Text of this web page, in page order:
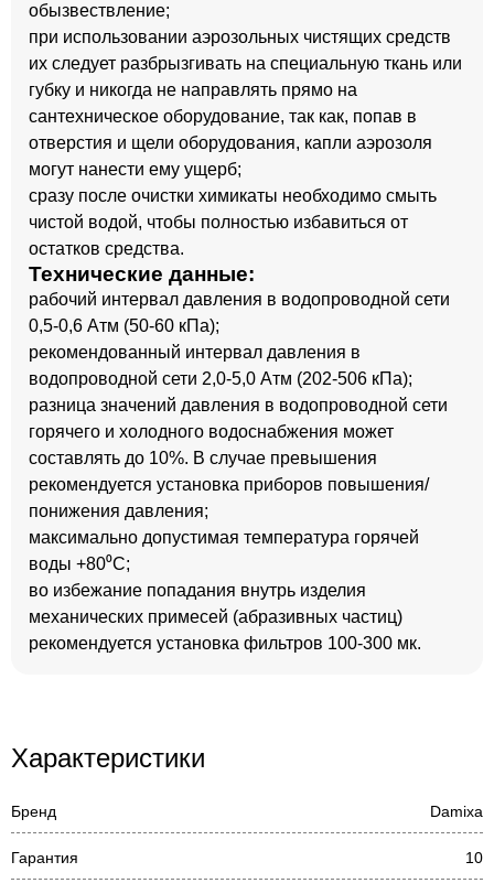
обызвествление;
при использовании аэрозольных чистящих средств
их следует разбрызгивать на специальную ткань или
губку и никогда не направлять прямо на
сантехническое оборудование, так как, попав в
отверстия и щели оборудования, капли аэрозоля
могут нанести ему ущерб;
сразу после очистки химикаты необходимо смыть
чистой водой, чтобы полностью избавиться от
остатков средства.
Технические данные:
рабочий интервал давления в водопроводной сети
0,5-0,6 Атм (50-60 кПа);
рекомендованный интервал давления в
водопроводной сети 2,0-5,0 Атм (202-506 кПа);
разница значений давления в водопроводной сети
горячего и холодного водоснабжения может
составлять до 10%. В случае превышения
рекомендуется установка приборов повышения/
понижения давления;
максимально допустимая температура горячей
воды +80⁰С;
во избежание попадания внутрь изделия
механических примесей (абразивных частиц)
рекомендуется установка фильтров 100-300 мк.
Характеристики
Бренд Damixa
Гарантия 10